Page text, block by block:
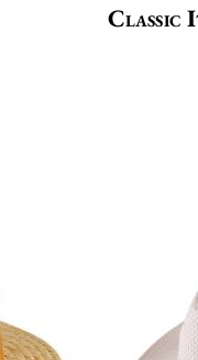
Classic